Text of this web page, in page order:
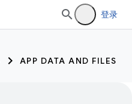
登录
APP DATA AND FILES